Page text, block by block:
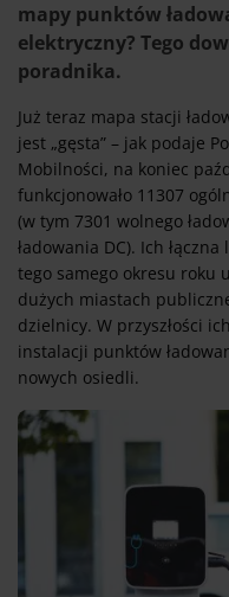
mapy punktów
elektryczny? Tego
poradnika.
Już teraz mapa stacji
jest „gęsta” – jak podaje
Mobilności, na koniec
funkcjonowało 11307
(w tym 7301 wolnego
ładowania DC). Ich
tego samego okresu roku
dużych miastach
dzielnicy. W przyszłości
instalacji punktów
nowych osiedli.